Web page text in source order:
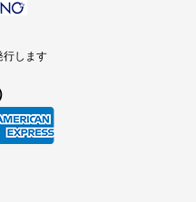
行します